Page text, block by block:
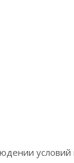
условий